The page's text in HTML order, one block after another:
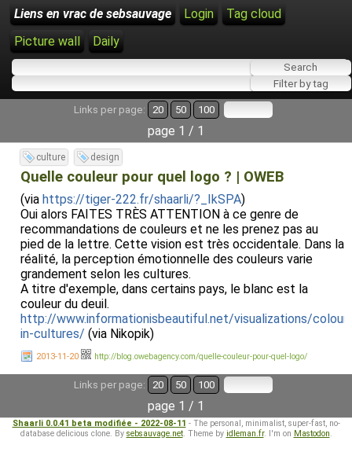
Liens en vrac de sebsauvage Login
Tag cloud
Picture wall
Daily
Links per page: 20 50 100
page 1 / 1
culture design
Quelle couleur pour quel logo ? | OWEB
(via https://tiger-222.fr/shaarli/?_IkSPA)
Oui alors FAITES TRÈS ATTENTION à ce genre de
recommandations de couleurs et ne les prenez pas au
pied de la lettre. Cette vision est très occidentale. Dans la
réalité, la perception émotionnelle des couleurs varie
grandement selon les cultures.
A titre d'exemple, dans certains pays, le blanc est la
couleur du deuil.
http://www.informationisbeautiful.net/visualizations/
in-cultures/ (via Nikopik)
2013-11-20 http://blog.owebagency.com/quelle-couleur-pour-quel-logo/
Links per page: 20 50 100
page 1 / 1
Shaarli 0.0.41 beta modifiée - 2022-08-11 - The personal, minimalist, super-fast, no-
database delicious clone. By sebsauvage.net. Theme by idleman.fr. I'm on Mastodon.